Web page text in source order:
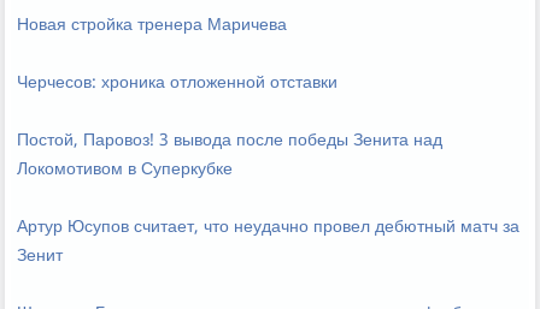
Новая стройка тренера Маричева
Черчесов: хроника отложенной отставки
Постой, Паровоз! 3 вывода после победы Зенита над
Локомотивом в Суперкубке
Артур Юсупов считает, что неудачно провел дебютный матч за
Зенит